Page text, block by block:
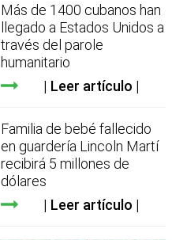
Más de 1400 cubanos han
llegado a Estados Unidos a
través del parole
humanitario
Leer artículo
Familia de bebé fallecido
en guardería Lincoln Martí
recibirá 5 millones de
dólares
Leer artículo